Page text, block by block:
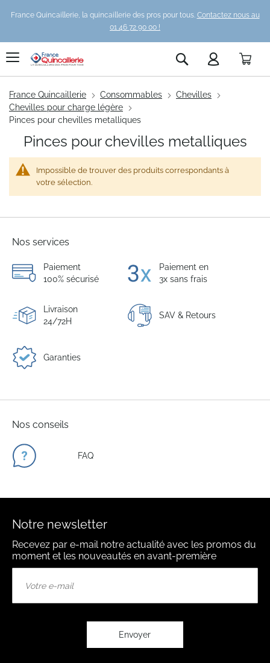
France Quincaillerie, la quincaillerie des pros pour tous. Contactez nous au
01 46 72 90 00 !
Rechercher
France Quincaillerie Consommables
Chevilles
Chevilles pour charge légère
Pinces pour chevilles metalliques
Pinces pour chevilles metalliques
Impossible de trouver des produits correspondants à
votre sélection.
Nos services
Paiement
100% sécurisé
Paiement en
3x sans frais
Livraison
24/72H
SAV & Retours
Garanties
Nos conseils
FAQ
Notre newsletter
Recevez par e-mail notre actualité avec les promos du
moment et les nouveautés en avant-première
Envoyer